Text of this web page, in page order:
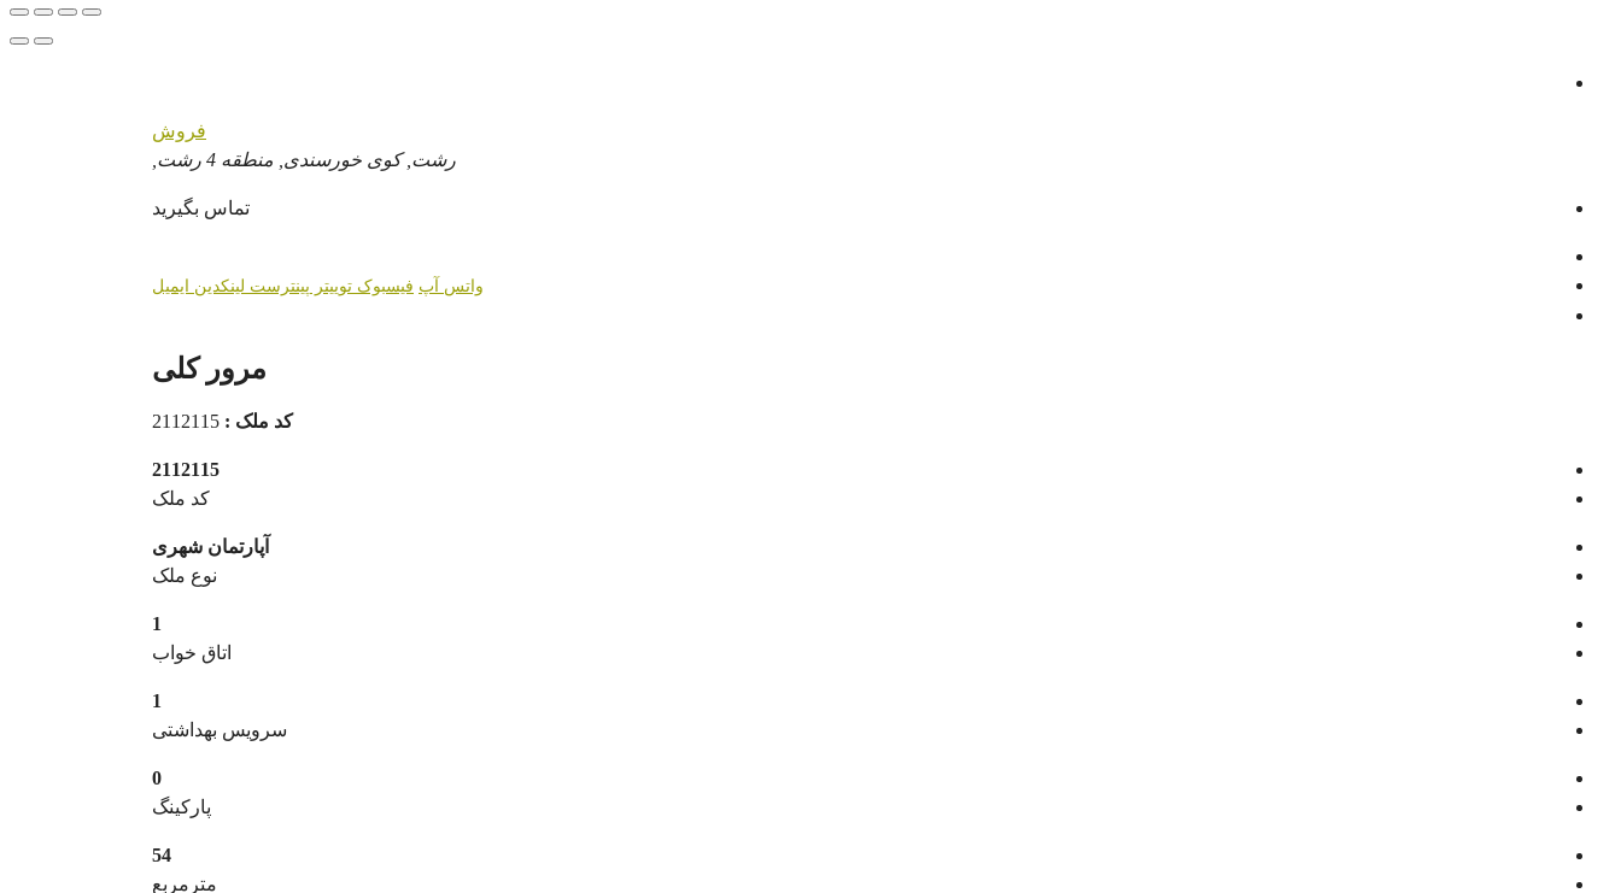
فروش
رشت, کوی خورسندی, منطقه 4 رشت,
تماس بگیرید
واتس آپ فیسبوک توییتر پینترست لینکدین ایمیل
مرور کلی
کد ملک :
2112115
کد ملک
آپارتمان شهری
نوع ملک
1
اتاق خواب
1
سرویس بهداشتی
0
پارکینگ
54
مترمربع